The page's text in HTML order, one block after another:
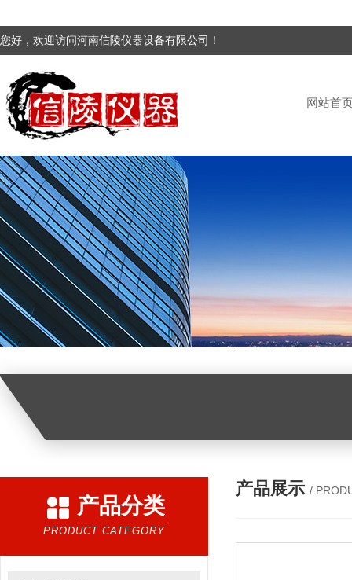
您好，欢迎访问河南信陵仪器设备有限公司！
网站首
产品分类
PRODUCT CATEGORY
产品展示 /